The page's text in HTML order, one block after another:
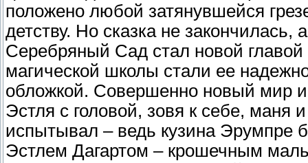
положено любой затянувшейся
детству. Но сказка не
Серебряный Сад стал новой
магической школы стали ее
обложкой. Совершенно новый мир
Эстля с головой, зовя к себе,
испытывал – ведь кузина Эрумпре
Эстлем Дагартом – крошечным